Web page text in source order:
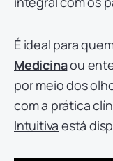
É ideal para
Medicinaou
por meio dos
com a prática
Intuitiva está